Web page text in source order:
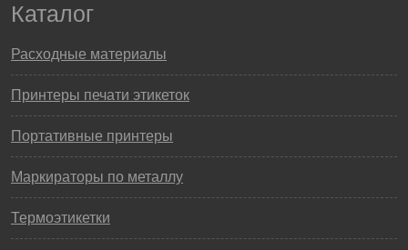
Каталог
Расходные материалы
Принтеры печати этикеток
Портативные принтеры
Маркираторы по металлу
Термоэтикетки